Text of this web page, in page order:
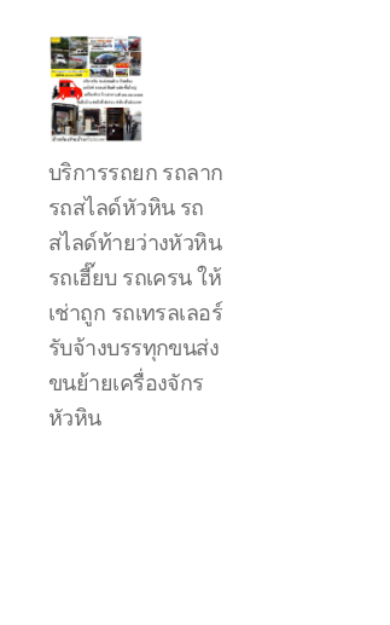
ลาก
รถ
สไลด์
เขต
หัวหิน
24
ชั่วโมง
ติดต่อ
โทร
บริการรถยก รถลาก
รถสไลด์หัวหิน รถ
สไลด์ท้ายว่างหัวหิน
รถเฮี๊ยบ รถเครน ให้
เช่าถูก รถเทรลเลอร์
รับจ้างบรรทุกขนส่ง
ขนย้ายเครื่องจักร
หัวหิน